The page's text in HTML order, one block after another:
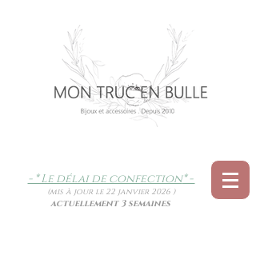
- * Le délai de confection* -
(mis à jour le 22 janvier 2026 )
actuellement 3 semaines